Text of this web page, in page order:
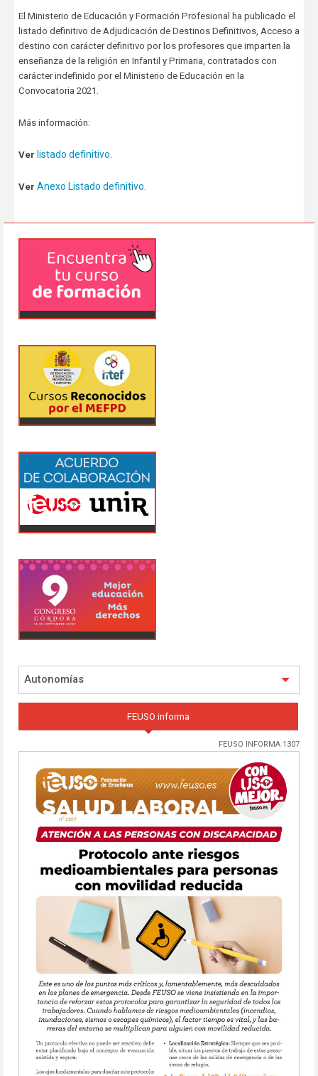
El Ministerio de Educación y Formación Profesional ha publicado el
listado definitivo de Adjudicación de Destinos Definitivos, Acceso a
destino con carácter definitivo por los profesores que imparten la
enseñanza de la religión en Infantil y Primaria, contratados con
carácter indefinido por el Ministerio de Educación en la
Convocatoria 2021.
Más información:
Ver listado definitivo.
Ver Anexo Listado definitivo.
Autonomías
FEUSO informa
FEUSO INFORMA 1307